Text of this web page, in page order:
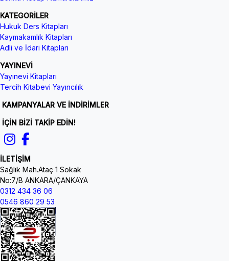
KATEGORİLER
Hukuk Ders Kitapları
Kaymakamlık Kitapları
Adli ve İdari Kitapları
YAYINEVİ
Yayınevi Kitapları
Tercih Kitabevi Yayıncılık
KAMPANYALAR VE İNDİRİMLER
İÇİN BİZİ TAKİP EDİN!
İLETİŞİM
Sağlık Mah.Ataç 1 Sokak
No:7/B ANKARA/ÇANKAYA
0312 434 36 06
0546 860 29 53